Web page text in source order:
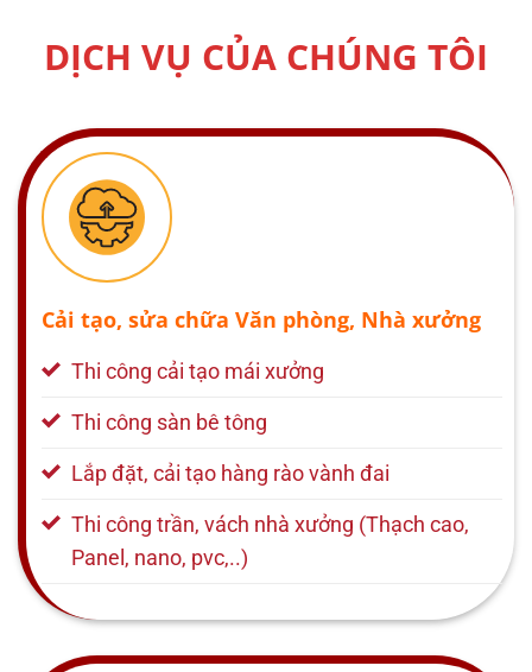
DỊCH VỤ CỦA CHÚNG TÔI
Cải tạo, sửa chữa Văn phòng, Nhà xưởng
Thi công cải tạo mái xưởng
Thi công sàn bê tông
Lắp đặt, cải tạo hàng rào vành đai
Thi công trần, vách nhà xưởng (Thạch cao,
Panel, nano, pvc,..)